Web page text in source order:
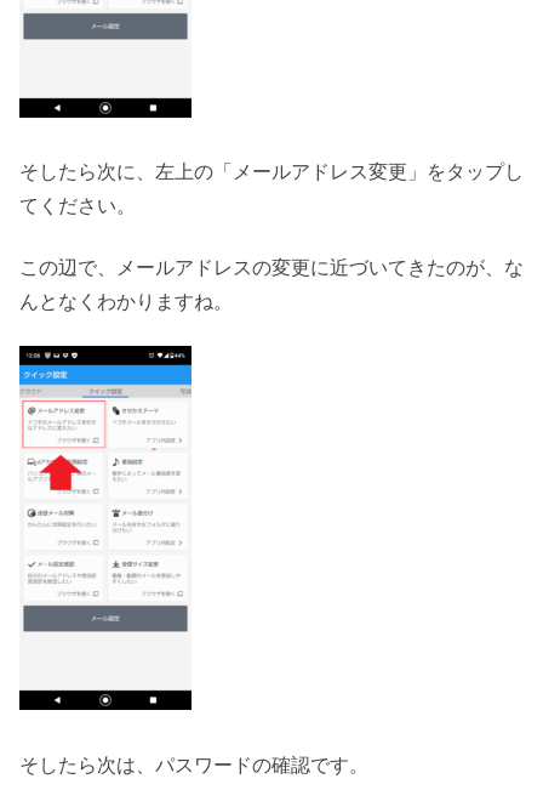
そしたら次に、左上の「メールアドレス変更」をタップし
てください。
この辺で、メールアドレスの変更に近づいてきたのが、な
んとなくわかりますね。
そしたら次は、パスワードの確認です。